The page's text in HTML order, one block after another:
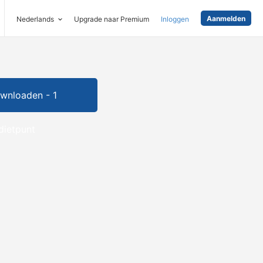
Nederlands Upgrade naar Premium Inloggen Aanmelden
- 1